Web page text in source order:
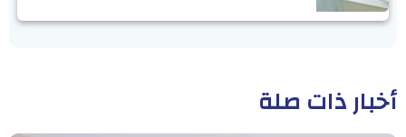
أخبار ذات صلة